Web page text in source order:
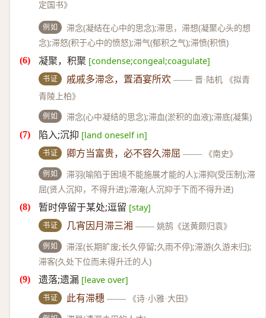
定国书》
例如
滞念(凝结在心中的思念);滞思，滞想(凝聚心头的想
念);滞怒(积于心中的愤怒);滞气(郁积之气);滞愤(积愤)
凝聚，积聚 [condense;congeal;coagulate]
书证 戚戚多滞念，置酒宴所欢 —— 晋·陆机 《拟青
青陵上柏》
例如 滞念(心中凝结的思念);滞血(淤积的血液);滞底(凝集)
陷入;沉抑 [land oneself in]
书证 卿方当富贵，必不容久滞屈 —— 《南史》
例如
滞羽(喻陷于困境不能施展才能的人);滞抑(受压制);滞
屈(贤人沉抑，不得升进);滞淹(人沉抑于下而不得升进)
暂时停留于某处;逗留 [stay]
书证 几宵因月滞三湘 —— 姚鹄《送黄颇归袁》
例如
滞淫(长期旷废;长久停留;久雨不停);滞游(久游未归);
滞客(久处下位而未得升迁的人)
遗落;遗漏 [leave over]
书证 此有滞穗 —— 《诗·小雅·大田》